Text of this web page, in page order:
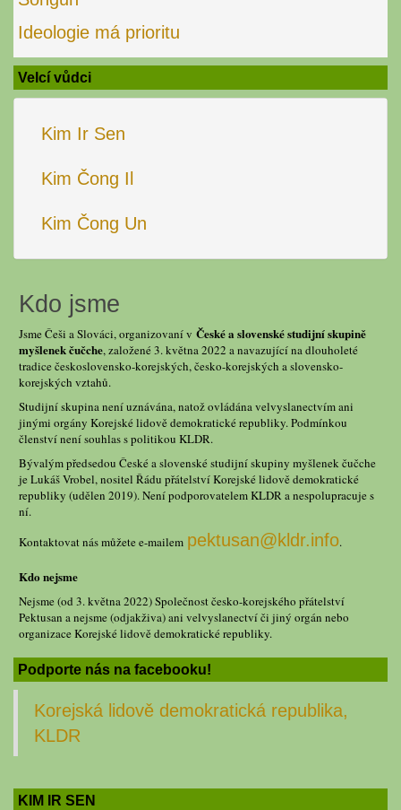
Ideologie má prioritu
Velcí vůdci
Kim Ir Sen
Kim Čong Il
Kim Čong Un
Kdo jsme
Jsme Češi a Slováci, organizovaní v České a slovenské studijní skupině
myšlenek čučche, založené 3. května 2022 a navazující na dlouholeté
tradice československo-korejských, česko-korejských a slovensko-
korejských vztahů.
Studijní skupina není uznávána, natož ovládána velvyslanectvím ani
jinými orgány Korejské lidově demokratické republiky. Podmínkou
členství není souhlas s politikou KLDR.
Bývalým předsedou České a slovenské studijní skupiny myšlenek čučche
je Lukáš Vrobel, nositel Řádu přátelství Korejské lidově demokratické
republiky (udělen 2019). Není podporovatelem KLDR a nespolupracuje s
ní.
Kontaktovat nás můžete e-mailem pektusan@kldr.info.
Kdo nejsme
Nejsme (od 3. května 2022) Společnost česko-korejského přátelství
Pektusan a nejsme (odjakživa) ani velvyslanectví či jiný orgán nebo
organizace Korejské lidově demokratické republiky.
Podporte nás na facebooku!
Korejská lidově demokratická republika,
KLDR
KIM IR SEN